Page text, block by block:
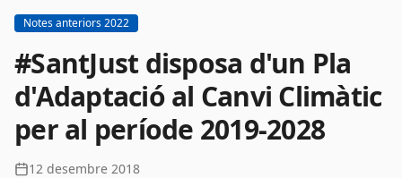
Notes anteriors 2022
#SantJust disposa d'un Pla
d'Adaptació al Canvi Climàtic
per al període 2019-2028
12 desembre 2018